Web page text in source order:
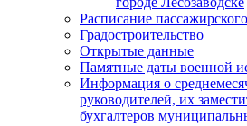
Расписание
Градостроительство
Открытые данные
Памятные даты военной
Информация о
руководителей, их
бухгалтеров